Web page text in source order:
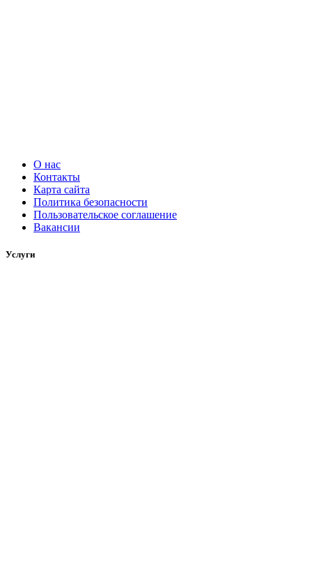
О нас
Контакты
Карта сайта
Политика безопасности
Пользовательское соглашение
Вакансии
Услуги